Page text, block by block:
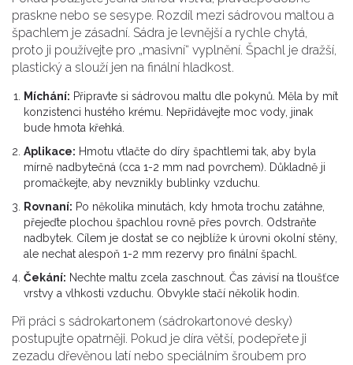
praskne nebo se sesype. Rozdíl mezi sádrovou maltou a
špachlem je zásadní. Sádra je levnější a rychle chytá,
proto ji používejte pro „masivní“ vyplnění. Špachl je dražší,
plastický a slouží jen na finální hladkost.
Míchání: Připravte si sádrovou maltu dle pokynů. Měla by mít
konzistenci hustého krému. Nepřidávejte moc vody, jinak
bude hmota křehká.
Aplikace: Hmotu vtlačte do díry špachtlemi tak, aby byla
mírně nadbytečná (cca 1-2 mm nad povrchem). Důkladně ji
promačkejte, aby nevznikly bublinky vzduchu.
Rovnaní: Po několika minutách, kdy hmota trochu zatáhne,
přejeďte plochou špachlou rovně přes povrch. Odstraňte
nadbytek. Cílem je dostat se co nejblíže k úrovni okolní stěny,
ale nechat alespoň 1-2 mm rezervy pro finální špachl.
Čekání: Nechte maltu zcela zaschnout. Čas závisí na tloušťce
vrstvy a vlhkosti vzduchu. Obvykle stačí několik hodin.
Při práci s sádrokartonem (sádrokartonové desky)
postupujte opatrněji. Pokud je díra větší, podepřete ji
zezadu dřevěnou latí nebo speciálním šroubem pro